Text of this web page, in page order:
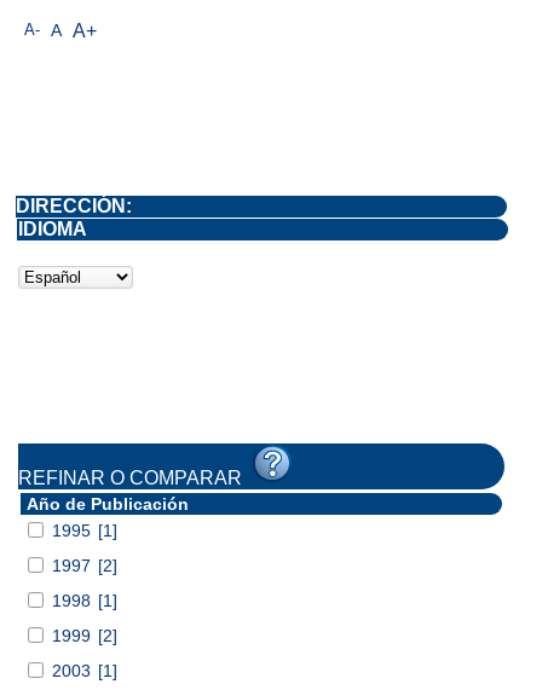
A- A A+
DIRECCIÓN:
IDIOMA
REFINAR O COMPARAR
Año de Publicación
1995 [1]
1997 [2]
1998 [1]
1999 [2]
2003 [1]